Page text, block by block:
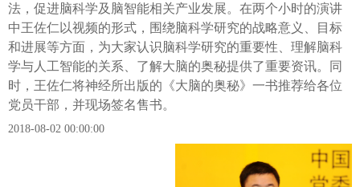
法，促进脑科学及脑智能相关产业发展。在两个小时的演讲
中王佐仁以视频的形式，围绕脑科学研究的战略意义、目标
和进展等方面，为大家认识脑科学研究的重要性、理解脑科
学与人工智能的关系、了解大脑的奥秘提供了重要资讯。同
时，王佐仁将神经所出版的《大脑的奥秘》一书推荐给各位
党员干部，并现场签名售书。
2018-08-02 00:00:00